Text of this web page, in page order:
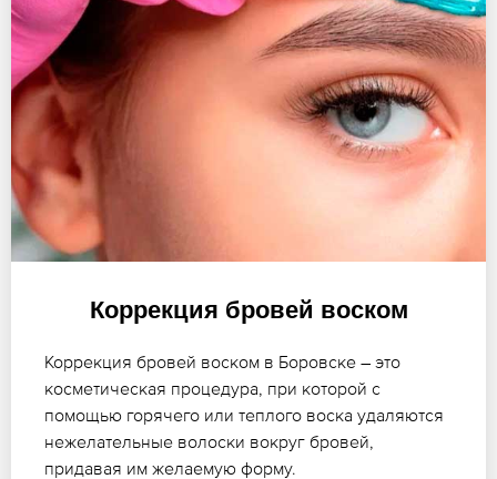
Коррекция бровей воском
Коррекция бровей воском в Боровске – это
косметическая процедура, при которой с
помощью горячего или теплого воска удаляются
нежелательные волоски вокруг бровей,
придавая им желаемую форму.